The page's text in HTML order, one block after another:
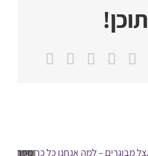
LinkedIn
WhatsApp
Tumblr
Pinterest
Vk